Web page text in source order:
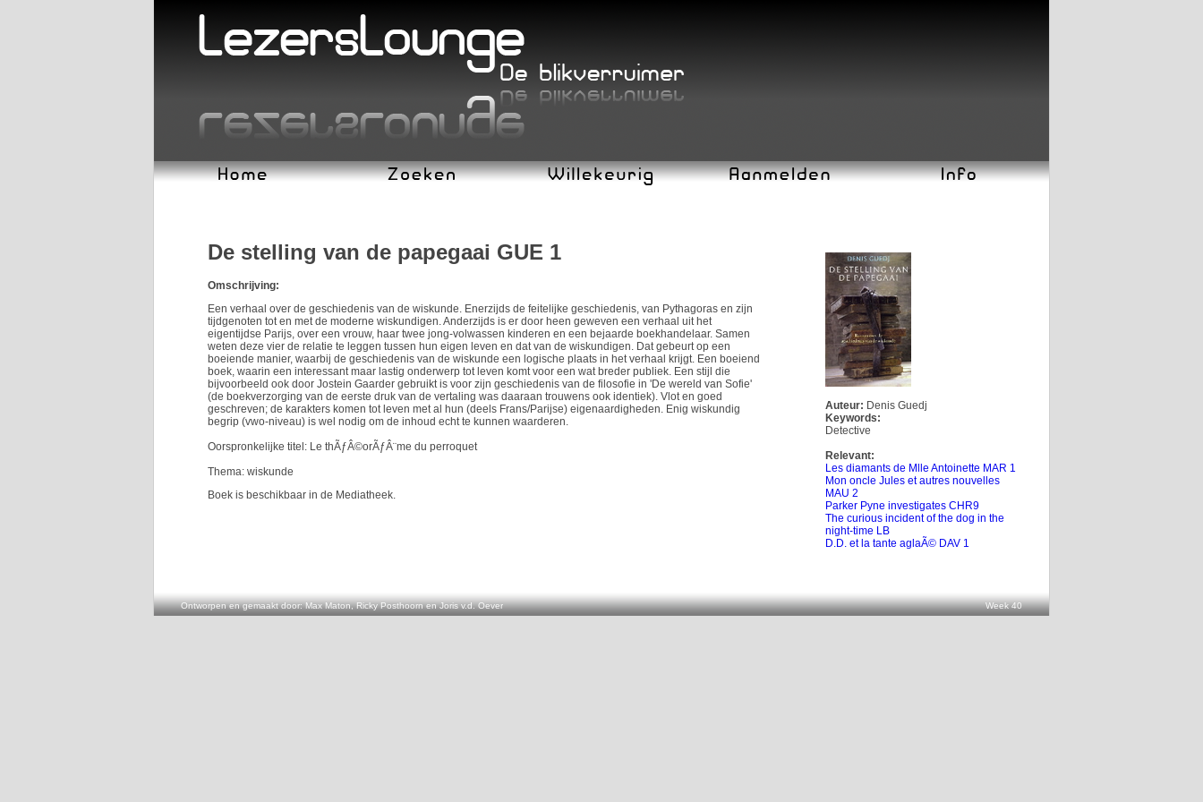
De stelling van de papegaai GUE 1
Omschrijving:
Een verhaal over de geschiedenis van de wiskunde. Enerzijds de feitelijke geschiedenis, van Pythagoras en zijn
tijdgenoten tot en met de moderne wiskundigen. Anderzijds is er door heen geweven een verhaal uit het
eigentijdse Parijs, over een vrouw, haar twee jong-volwassen kinderen en een bejaarde boekhandelaar. Samen
weten deze vier de relatie te leggen tussen hun eigen leven en dat van de wiskundigen. Dat gebeurt op een
boeiende manier, waarbij de geschiedenis van de wiskunde een logische plaats in het verhaal krijgt. Een boeiend
boek, waarin een interessant maar lastig onderwerp tot leven komt voor een wat breder publiek. Een stijl die
bijvoorbeeld ook door Jostein Gaarder gebruikt is voor zijn geschiedenis van de filosofie in 'De wereld van Sofie'
(de boekverzorging van de eerste druk van de vertaling was daaraan trouwens ook identiek). Vlot en goed
geschreven; de karakters komen tot leven met al hun (deels Frans/Parijse) eigenaardigheden. Enig wiskundig
begrip (vwo-niveau) is wel nodig om de inhoud echt te kunnen waarderen.
Oorspronkelijke titel: Le thÃƒÂ©orÃƒÂ¨me du perroquet
Thema: wiskunde
Boek is beschikbaar in de Mediatheek.
Auteur: Denis Guedj
Keywords:
Detective
Relevant:
Les diamants de Mlle Antoinette MAR 1
Mon oncle Jules et autres nouvelles
MAU 2
Parker Pyne investigates CHR9
The curious incident of the dog in the
night-time LB
D.D. et la tante aglaÃ© DAV 1
Ontworpen en gemaakt door: Max Maton, Ricky Posthoorn en Joris v.d. Oever Week 40